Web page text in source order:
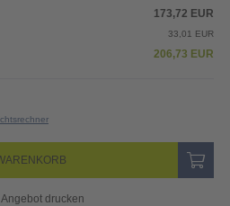
173,72 EUR
33,01 EUR
206,73 EUR
Angebot drucken